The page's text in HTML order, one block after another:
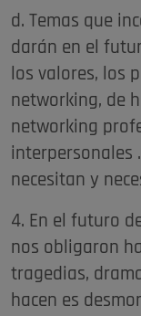
d. Temas que
darán en el
los valores, los
networking, de
networking
interpersonales
necesitan y
4. En el futuro
nos obligaron
tragedias,
hacen es